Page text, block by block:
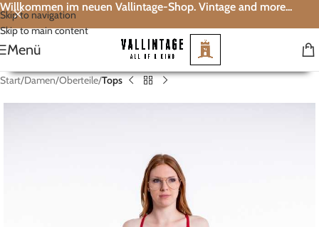
Skip to navigation
Skip to main content
Willkommen im neuen Vallintage-Shop. Vintage and more...
Menü
Start Damen Oberteile Tops